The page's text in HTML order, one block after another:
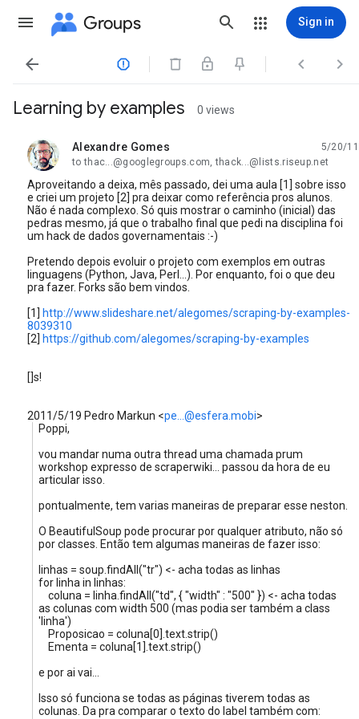
Groups Sign in
   
Learning by examples 0 views
Alexandre Gomes
unread,
5/20/11
to thac...@googlegroups.com, thack...@lists.riseup.net
Aproveitando a deixa, mês passado, dei uma aula [1] sobre isso
e criei um projeto [2] pra deixar como referência pros alunos.
Não é nada complexo. Só quis mostrar o caminho (inicial) das
pedras mesmo, já que o trabalho final que pedi na disciplina foi
um hack de dados governamentais :-)
Pretendo depois evoluir o projeto com exemplos em outras
linguagens (Python, Java, Perl...). Por enquanto, foi o que deu
pra fazer. Forks são bem vindos.
[1] http://www.slideshare.net/alegomes/scraping-by-examples-
8039310
[2] https://github.com/alegomes/scraping-by-examples
[]s!
2011/5/19 Pedro Markun <pe...@esfera.mobi>
Poppi,
vou mandar numa outra thread uma chamada prum
workshop expresso de scraperwiki... passou da hora de eu
articular isso.
pontualmente, tem varias maneiras de preparar esse neston.
O BeautifulSoup pode procurar por qualquer atributo, não só
por classes. Então tem algumas maneiras de fazer isso:
linhas = soup.findAll("tr") <- acha todas as linhas
for linha in linhas:
coluna = linha.findAll("td", { "width" : "500" }) <- acha todas
as colunas com width 500 (mas podia ser também a class
'linha')
Proposicao = coluna[0].text.strip()
Ementa = coluna[1].text.strip()
e por ai vai...
Isso só funciona se todas as páginas tiverem todas as
colunas. Da pra comparar o texto do label também com: